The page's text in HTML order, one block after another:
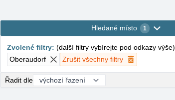
Hledané místo 1
Zvolené filtry: (další filtry vybírejte pod odkazy výše)
Oberaudorf
Zrušit všechny filtry
Řadit dle